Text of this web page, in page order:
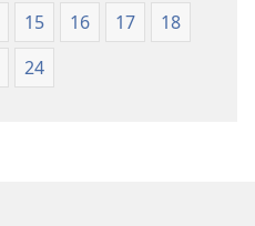
15 16 17
18
24